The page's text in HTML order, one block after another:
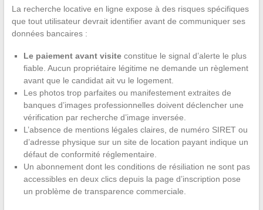
La recherche locative en ligne expose à des risques spécifiques
que tout utilisateur devrait identifier avant de communiquer ses
données bancaires :
Le paiement avant visiteconstitue le signal d’alerte le plus
fiable. Aucun propriétaire légitime ne demande un règlement
avant que le candidat ait vu le logement.
Les photos trop parfaites ou manifestement extraites de
banques d’images professionnelles doivent déclencher une
vérification par recherche d’image inversée.
L’absence de mentions légales claires, de numéro SIRET ou
d’adresse physique sur un site de location payant indique un
défaut de conformité réglementaire.
Un abonnement dont les conditions de résiliation ne sont pas
accessibles en deux clics depuis la page d’inscription pose
un problème de transparence commerciale.